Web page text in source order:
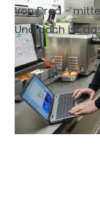
von Dred -
Und doch ist
Anlaufpunkt
Region.
und Bindeglied
moderner